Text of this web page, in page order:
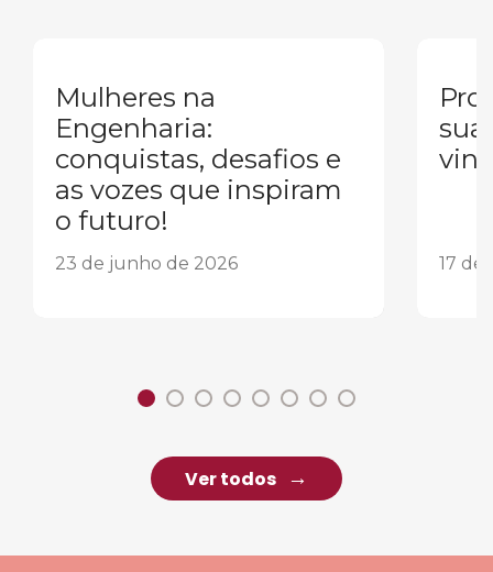
Mulheres na
Engenharia:
conquistas, desafios e
as vozes que inspiram
o futuro!
23 de junho de 2026
sua
17 de
Ver todos